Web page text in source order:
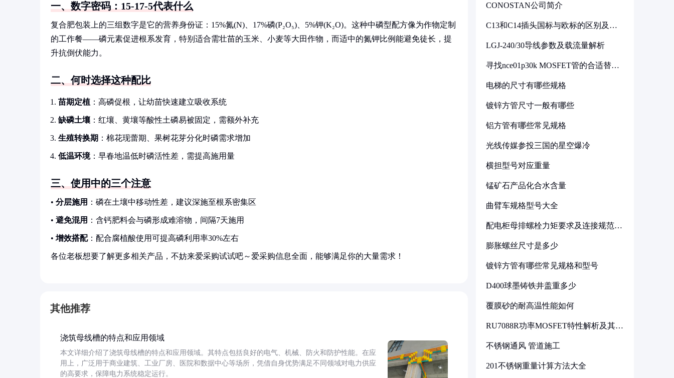
一、数字密码：15-17-5代表什么
复合肥包装上的三组数字是它的营养身份证：15%氮(N)、17%磷(P₂O₅)、5%钾(K₂O)。这种中磷型配方像为作物定制
的工作餐——磷元素促进根系发育，特别适合需壮苗的玉米、小麦等大田作物，而适中的氮钾比例能避免徒长，提
升抗倒伏能力。
二、何时选择这种配比
苗期定植 ：高磷促根，让幼苗快速建立吸收系统
缺磷土壤 ：红壤、黄壤等酸性土磷易被固定，需额外补充
生殖转换期 ：棉花现蕾期、果树花芽分化时磷需求增加
低温环境：早春地温低时磷活性差，需提高施用量
三、使用中的三个注意
• 分层施用 ：磷在土壤中移动性差，建议深施至根系密集区
• 避免混用 ：含钙肥料会与磷形成难溶物，间隔7天施用
• 增效搭配：配合腐植酸使用可提高磷利用率30%左右
各位老板想要了解更多相关产品，不妨来爱采购试试吧～爱采购信息全面，能够满足你的大量需求！
其他推荐
浇筑母线槽的特点和应用领域
本文详细介绍了浇筑母线槽的特点和应用领域。其特点包括良好的电气、机械、防火和防护性能。在应
用上，广泛用于商业建筑、工业厂房、医院和数据中心等场所，凭借自身优势满足不同领域对电力供应
的高要求，保障电力系统稳定运行。
CONOSTAN公司简介
C13和C14插头国标与欧标的区别及其
LGJ-240/30导线参数及载流量解析
寻找nce01p30k MOSFET管的合适替代
电梯的尺寸有哪些规格
镀锌方管尺寸一般有哪些
铝方管有哪些常见规格
光线传媒参投三国的星空爆冷
横担型号对应重量
锰矿石产品化合水含量
曲臂车规格型号大全
配电柜母排螺栓力矩要求及连接规范详
膨胀螺丝尺寸是多少
镀锌方管有哪些常见规格和型号
D400球墨铸铁井盖重多少
覆膜砂的耐高温性能如何
RU7088R功率MOSFET特性解析及其在
不锈钢通风 管道施工
201不锈钢重量计算方法大全